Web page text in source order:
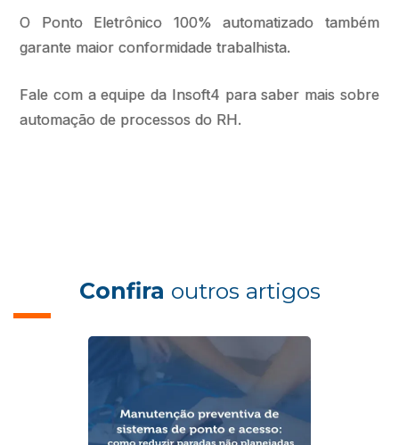
O Ponto Eletrônico 100% automatizado também
garante maior conformidade trabalhista.
Fale com a equipe da Insoft4 para saber mais sobre
automação de processos do RH.
Confira outros artigos